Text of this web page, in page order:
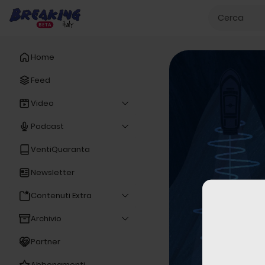
Home
Feed
Video
Podcast
VentiQuaranta
Newsletter
Contenuti Extra
Archivio
Partner